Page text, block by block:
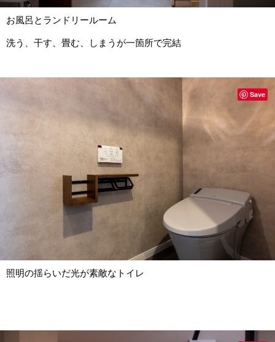
お風呂とランドリールーム
洗う、干す、畳む、しまうが一箇所で完結
照明の揺らいだ光が素敵なトイレ
Save